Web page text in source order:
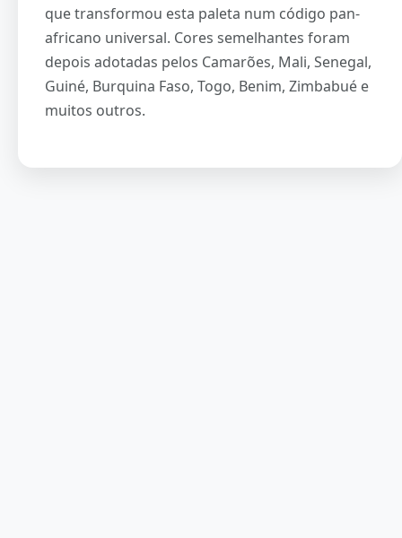
que transformou esta paleta num código pan-
africano universal. Cores semelhantes foram
depois adotadas pelos Camarões, Mali, Senegal,
Guiné, Burquina Faso, Togo, Benim, Zimbabué e
muitos outros.